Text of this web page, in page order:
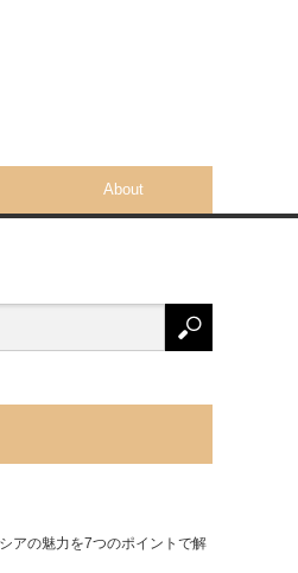
About
アの魅力を7つのポイントで解